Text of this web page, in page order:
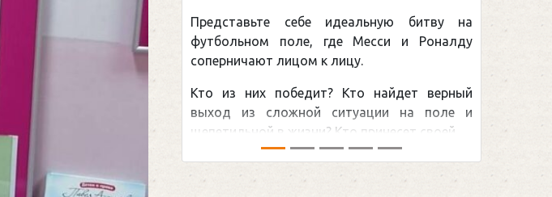
Представьте себе идеальную битву на
футбольном поле, где Месси и Роналду
соперничают лицом к лицу.
Кто из них победит? Кто найдет верный
выход из сложной ситуации на поле и
щепетильной в жизни? Кто принесет своей ...
снайперским
принадлежит великому
Гретцки, — едва ли не
хоккейная тема последних
сезоном Национальной